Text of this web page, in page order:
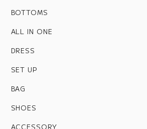
BOTTOMS
ALL IN ONE
DRESS
SET UP
BAG
SHOES
ACCESSORY